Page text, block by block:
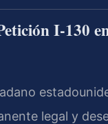
I-130
legal y